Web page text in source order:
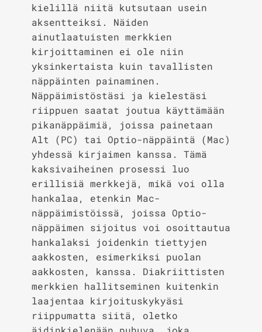
kielillä niitä kutsutaan usein
aksentteiksi. Näiden
ainutlaatuisten merkkien
kirjoittaminen ei ole niin
yksinkertaista kuin tavallisten
näppäinten painaminen.
Näppäimistöstäsi ja kielestäsi
riippuen saatat joutua käyttämään
pikanäppäimiä, joissa painetaan
Alt (PC) tai Optio-näppäintä (Mac)
yhdessä kirjaimen kanssa. Tämä
kaksivaiheinen prosessi luo
erillisiä merkkejä, mikä voi olla
hankalaa, etenkin Mac-
näppäimistöissä, joissa Optio-
näppäimen sijoitus voi osoittautua
hankalaksi joidenkin tiettyjen
aakkosten, esimerkiksi puolan
aakkosten, kanssa. Diakriittisten
merkkien hallitseminen kuitenkin
laajentaa kirjoituskykyäsi
riippumatta siitä, oletko